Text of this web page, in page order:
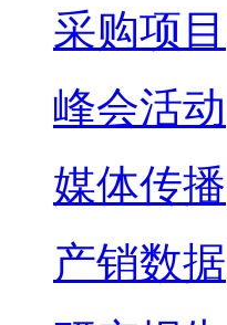
采购项目
峰会活动
媒体传播
产销数据